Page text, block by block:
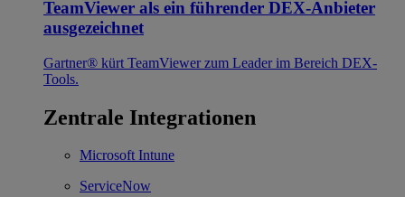
TeamViewer als ein führender DEX-Anbieter
ausgezeichnet
Gartner® kürt TeamViewer zum Leader im Bereich DEX-
Tools.
Zentrale Integrationen
Microsoft Intune
ServiceNow